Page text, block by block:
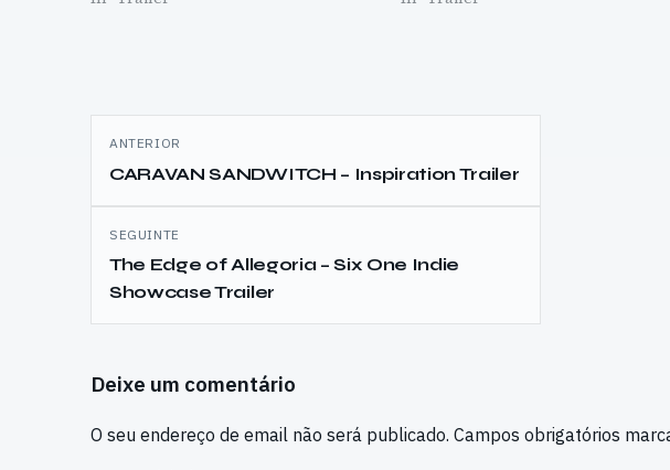
Navegação
de
artigos
ANTERIOR
CARAVAN SANDWITCH – Inspiration Trailer
SEGUINTE
The Edge of Allegoria – Six One Indie
Showcase Trailer
Deixe um comentário
O seu endereço de email não será publicado. Campos obrigatórios